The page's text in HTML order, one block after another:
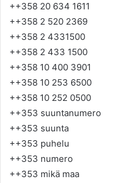
++358 20 634 1611
++358 2 520 2369
++358 2 4331500
++358 2 433 1500
++358 10 400 3901
++358 10 253 6500
++358 10 252 0500
++353 suuntanumero
++353 suunta
++353 puhelu
++353 numero
++353 mikä maa